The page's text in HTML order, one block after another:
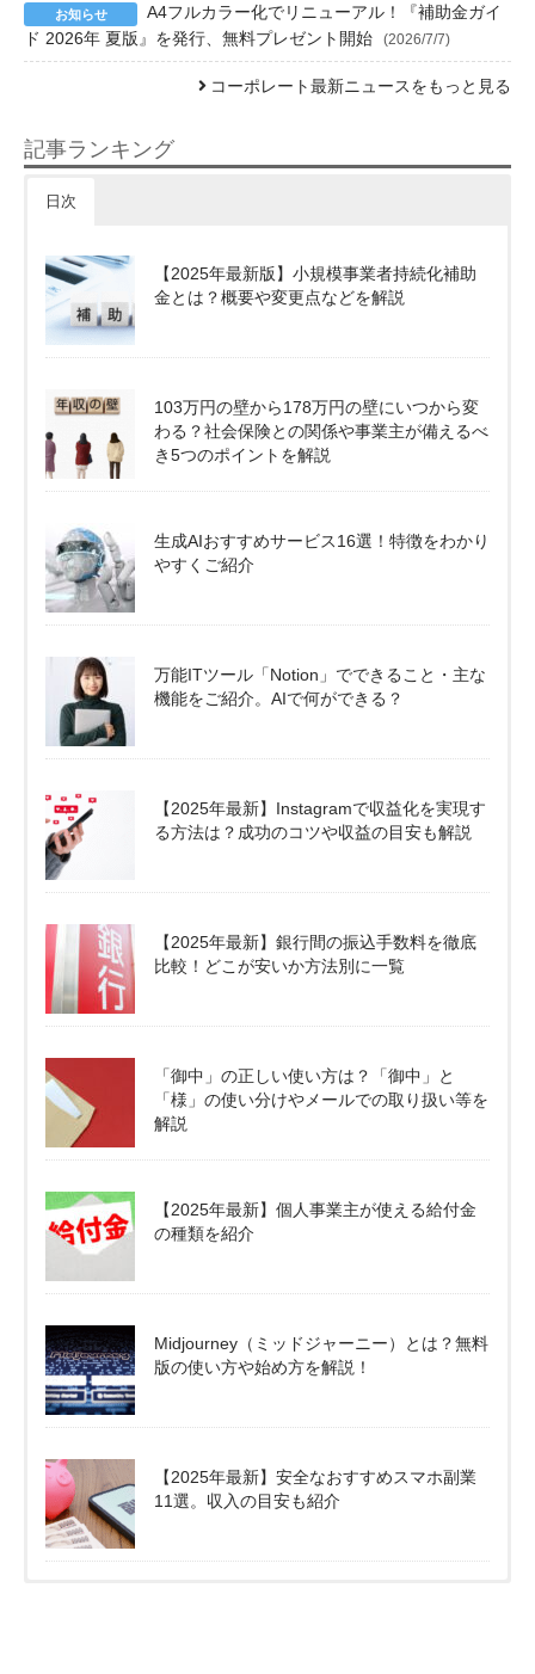
A4フルカラー化でリニューアル！『補助金ガイ
ド 2026年 夏版』を発行、無料プレゼント開始
(2026/7/7)
コーポレート最新ニュースをもっと見る
記事ランキング
日次
【2025年最新版】小規模事業者持続化補助
金とは？概要や変更点などを解説
103万円の壁から178万円の壁にいつから変
わる？社会保険との関係や事業主が備えるべ
き5つのポイントを解説
生成AIおすすめサービス16選！特徴をわかり
やすくご紹介
万能ITツール「Notion」でできること・主な
機能をご紹介。AIで何ができる？
【2025年最新】Instagramで収益化を実現す
る方法は？成功のコツや収益の目安も解説
【2025年最新】銀行間の振込手数料を徹底
比較！どこが安いか方法別に一覧
「御中」の正しい使い方は？「御中」と
「様」の使い分けやメールでの取り扱い等を
解説
【2025年最新】個人事業主が使える給付金
の種類を紹介
Midjourney（ミッドジャーニー）とは？無料
版の使い方や始め方を解説！
【2025年最新】安全なおすすめスマホ副業
11選。収入の目安も紹介